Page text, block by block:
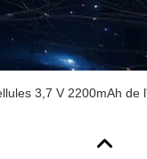
3,7 V 2200mAh de